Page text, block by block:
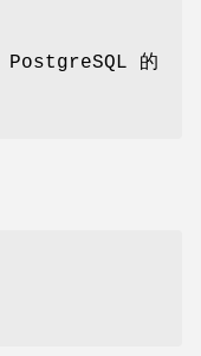
PostgreSQL 的